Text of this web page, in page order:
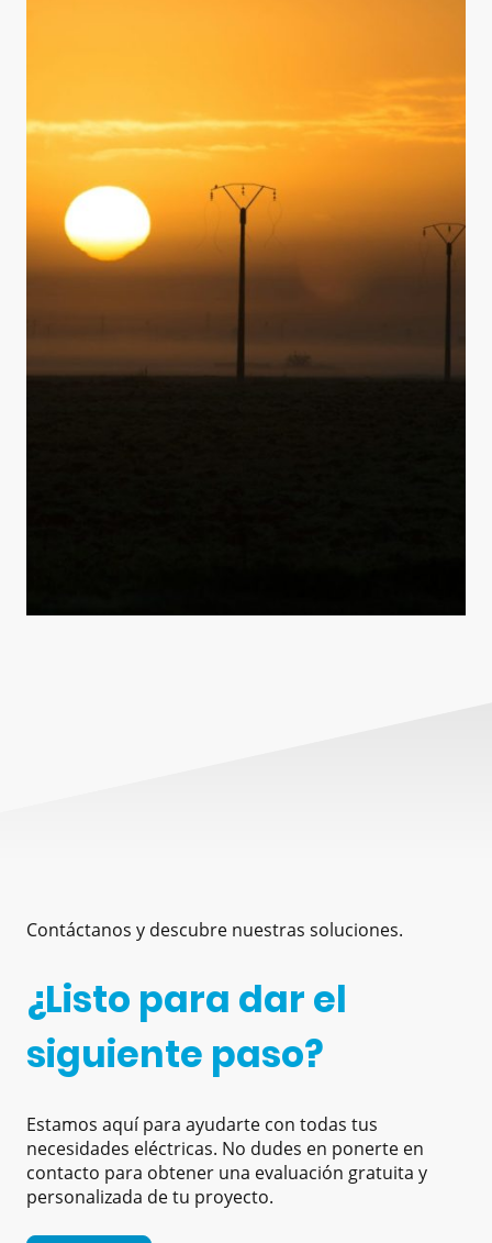
Contáctanos y descubre nuestras soluciones.
¿Listo para dar el
siguiente paso?
Estamos aquí para ayudarte con todas tus
necesidades eléctricas. No dudes en ponerte en
contacto para obtener una evaluación gratuita y
personalizada de tu proyecto.